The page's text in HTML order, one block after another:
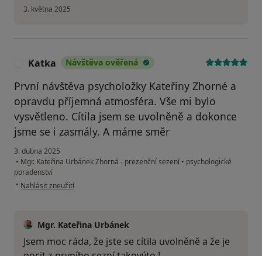
3. května 2025
Katka Návštěva ověřená
První návštěva psycholožky Kateřiny Zhorné a
opravdu příjemná atmosféra. Vše mi bylo
vysvětleno. Cítila jsem se uvolněně a dokonce
jsme se i zasmály. A máme směr
3. dubna 2025
• Mgr. Kateřina Urbánek Zhorná - prezenční sezení • psychologické
poradenství
• podle názoru uživatele Katka
Nahlásit zneužití
Mgr. Kateřina Urbánek
Jsem moc ráda, že jste se cítila uvolněně a že je